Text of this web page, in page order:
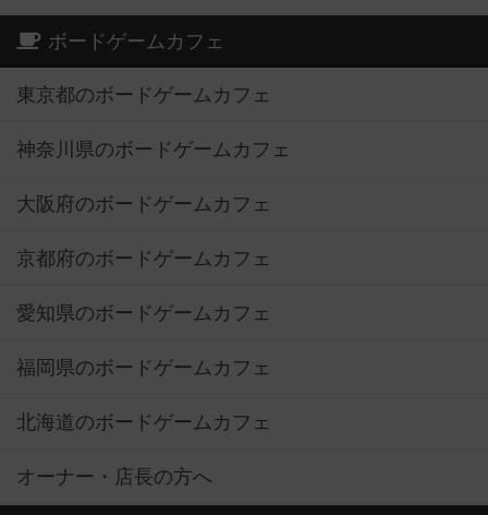
ボードゲームカフェ
東京都のボードゲームカフェ
神奈川県のボードゲームカフェ
大阪府のボードゲームカフェ
京都府のボードゲームカフェ
愛知県のボードゲームカフェ
福岡県のボードゲームカフェ
北海道のボードゲームカフェ
オーナー・店長の方へ